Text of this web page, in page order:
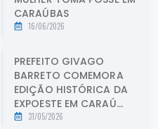
CARAÚBAS
16/06/2026
PREFEITO GIVAGO
BARRETO COMEMORA
EDIÇÃO HISTÓRICA DA
EXPOESTE EM CARAÚ...
31/05/2026